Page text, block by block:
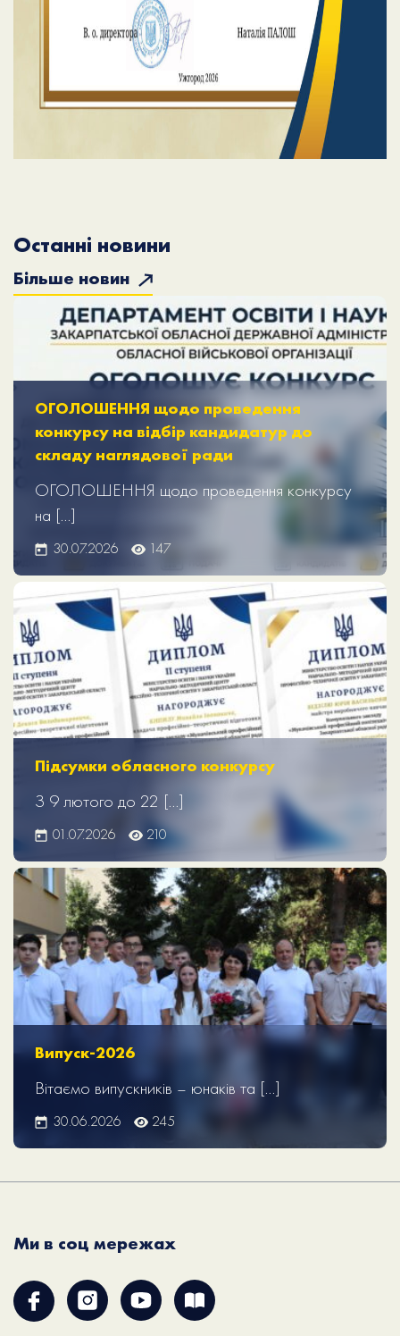
Останні новини
Більше новин
ОГОЛОШЕННЯ щодо проведення
конкурсу на відбір кандидатур до
складу наглядової ради
ОГОЛОШЕННЯ щодо проведення конкурсу
на […]
30.07.2026 147
Підсумки обласного конкурсу
З 9 лютого до 22 […]
01.07.2026 210
Випуск-2026
Вітаємо випускників – юнаків та […]
30.06.2026 245
Ми в соц мережах